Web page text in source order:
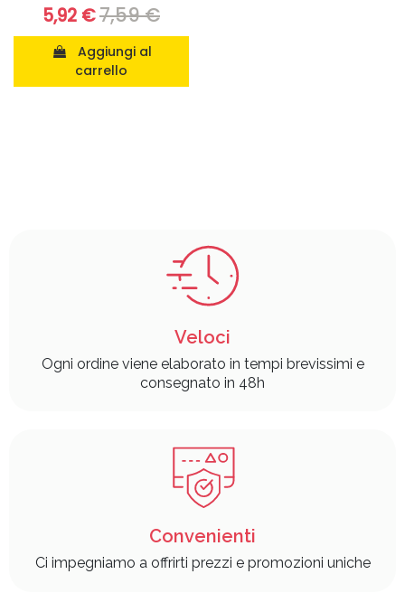
5,92 €7,59 €
carrello
Veloci
Ogni ordine viene elaborato in tempi brevissimi e
consegnato in 48h
Convenienti
Ci impegniamo a offrirti prezzi e promozioni uniche